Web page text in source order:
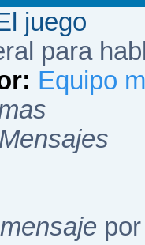
juego
para
Equipo
Mensajes